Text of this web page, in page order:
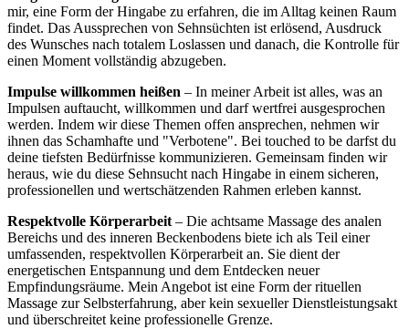
mir, eine Form der Hingabe zu erfahren, die im Alltag keinen Raum
findet. Das Aussprechen von Sehnsüchten ist erlösend, Ausdruck
des Wunsches nach totalem Loslassen und danach, die Kontrolle für
einen Moment vollständig abzugeben.
Impulse willkommen heißen – In meiner Arbeit ist alles, was an
Impulsen auftaucht, willkommen und darf wertfrei ausgesprochen
werden. Indem wir diese Themen offen ansprechen, nehmen wir
ihnen das Schamhafte und "Verbotene". Bei touched to be darfst du
deine tiefsten Bedürfnisse kommunizieren. Gemeinsam finden wir
heraus, wie du diese Sehnsucht nach Hingabe in einem sicheren,
professionellen und wertschätzenden Rahmen erleben kannst.
Respektvolle Körperarbeit – Die achtsame Massage des analen
Bereichs und des inneren Beckenbodens biete ich als Teil einer
umfassenden, respektvollen Körperarbeit an. Sie dient der
energetischen Entspannung und dem Entdecken neuer
Empfindungsräume. Mein Angebot ist eine Form der rituellen
Massage zur Selbsterfahrung, aber kein sexueller Dienstleistungsakt
und überschreitet keine professionelle Grenze.